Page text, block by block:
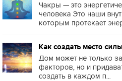
Чакры — это
человека Это наши
которым протекает
Как создать место
Дом может не только
факторов, но и
создать в каждом п...